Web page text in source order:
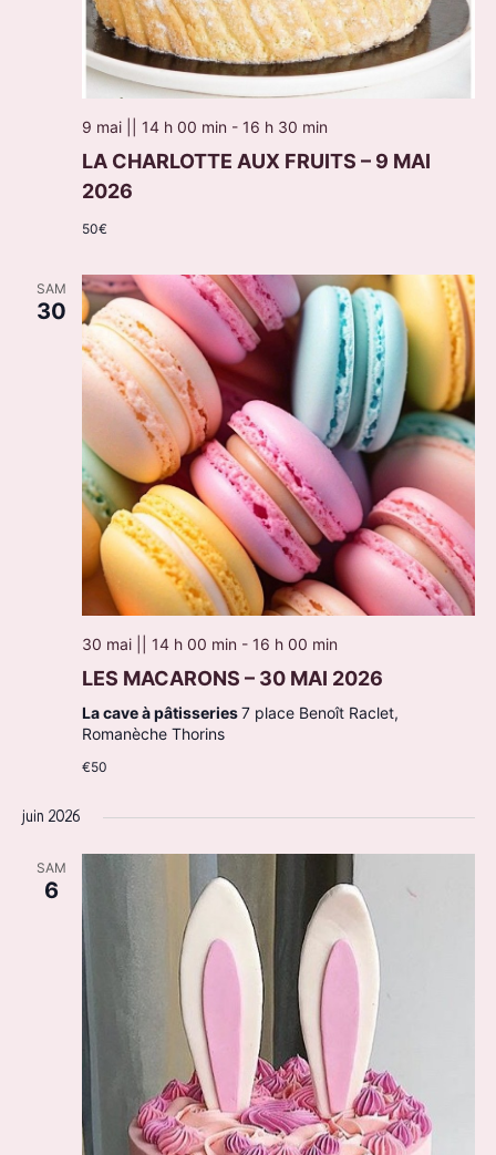
9 mai || 14 h 00 min - 16 h 30 min
LA CHARLOTTE AUX FRUITS – 9 MAI
2026
50€
SAM
30
30 mai || 14 h 00 min - 16 h 00 min
LES MACARONS – 30 MAI 2026
La cave à pâtisseries7 place Benoît Raclet,
Romanèche Thorins
€50
juin 2026
SAM
6